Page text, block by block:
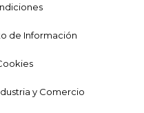
de Información
y Comercio